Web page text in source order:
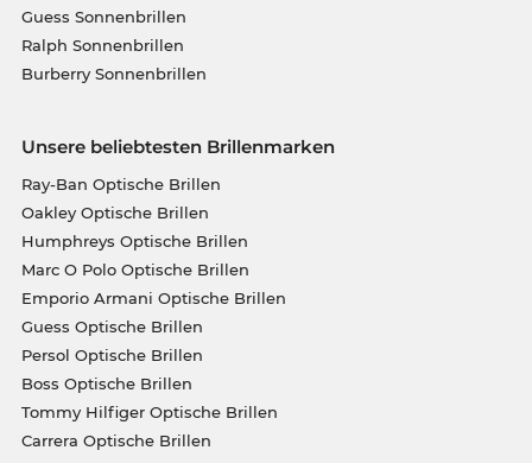
Guess Sonnenbrillen
Ralph Sonnenbrillen
Burberry Sonnenbrillen
Unsere beliebtesten Brillenmarken
Ray-Ban Optische Brillen
Oakley Optische Brillen
Humphreys Optische Brillen
Marc O Polo Optische Brillen
Emporio Armani Optische Brillen
Guess Optische Brillen
Persol Optische Brillen
Boss Optische Brillen
Tommy Hilfiger Optische Brillen
Carrera Optische Brillen